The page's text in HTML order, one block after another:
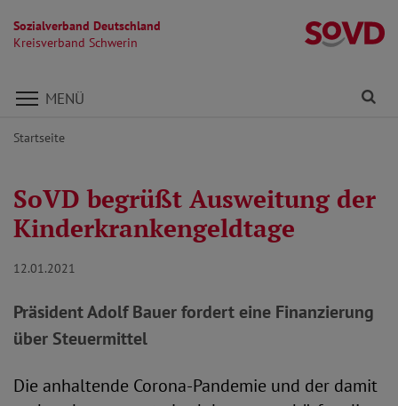
Sozialverband Deutschland
Kreisverband Schwerin
Direkt zu den Inhalten springen
MENÜ
Startseite
SoVD begrüßt Ausweitung der
Kinderkrankengeldtage
12.01.2021
Präsident Adolf Bauer fordert eine Finanzierung
über Steuermittel
Die anhaltende Corona-Pandemie und der damit